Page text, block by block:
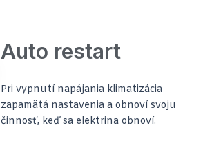
Auto restart
Pri vypnutí napájania klimatizácia
zapamätá nastavenia a obnoví svoju
činnosť, keď sa elektrina obnoví.